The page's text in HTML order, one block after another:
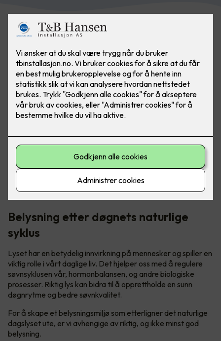
I norden har vi veldig varierende lysmengde - fra "polar
natt" til midnattssol. Det er her riktig belysning blir så
viktig, for å opprettholde riktig døgnrytme.
Belysning etter døgnets naturlige
syklus
Lyset har en betydelig innvirkning på mennesker og spiller en
viktig rolle i vårt daglige liv. Det hjelper oss med å regulere
søvnsyklusen vår, hormonbalansen, og andre biologiske
prosesser. Riktig lys kan bidra til å opprettholde en sunn
døgnrytme og bedre søvnkvalitet.
For å skape et belysningsmiljø som etterligner det naturlige
dagslyset ute, er vi avhengige av riktig, og ikke minst god
belysning.